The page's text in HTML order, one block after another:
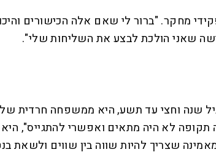
מחקר. "ברור לי שאם אלה הכישורים
שאני הולכת לבצע את השליחות שלי".
בגיל שנה וחצי עד תשע, היא ממשפחה חרדית
תקופה לא היה מתאים ואפשרי להתגייס",
שצריך להיות שווה בין שווים ולשאת